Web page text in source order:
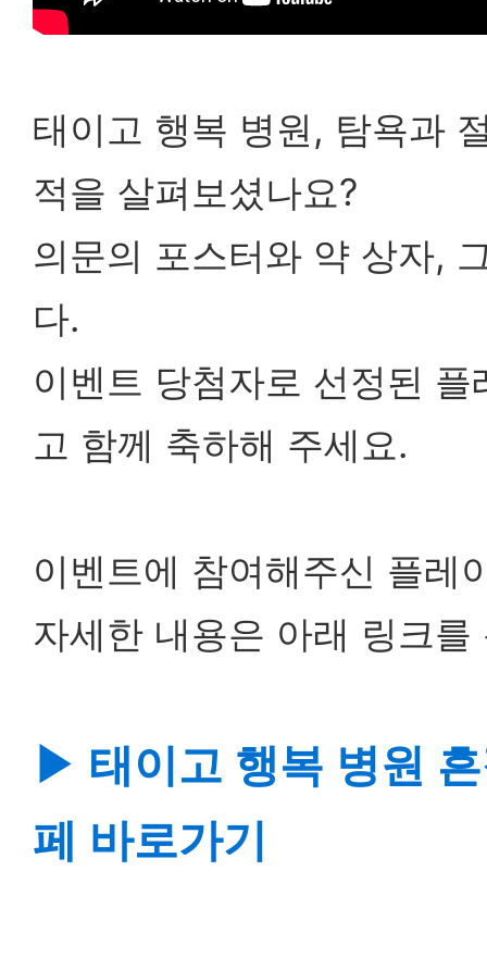
태이고 행복 병원, 탐욕과
적을 살펴보셨나요?
의문의 포스터와 약 상자,
다.
이벤트 당첨자로 선정된
고 함께 축하해 주세요.
이벤트에 참여해주신 플레
자세한 내용은 아래 링크
▶ 태이고 행복 병원
페 바로가기